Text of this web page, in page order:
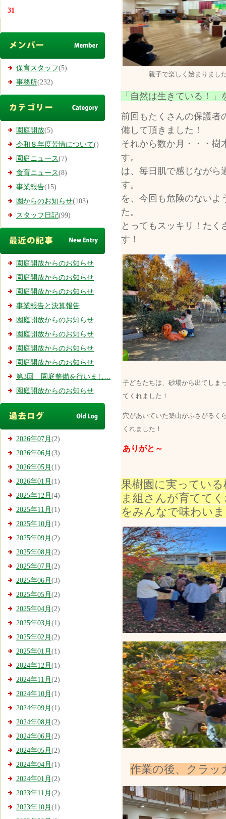
31
保育スタッフ(5)
事務所(232)
園庭開放(5)
令和８年度苦情について()
園庭ニュース(7)
食育ニュース(8)
事業報告(15)
園からのお知らせ(103)
スタッフ日記(99)
園庭開放からのお知らせ
園庭開放からのお知らせ
園庭開放からのお知らせ
事業報告と決算報告
園庭開放からのお知らせ
園庭開放からのお知らせ
園庭開放からのお知らせ
園庭開放からのお知らせ
第3回 園庭整備を行いまし...
園庭開放からのお知らせ
2026年07月 (2)
2026年06月 (3)
2026年05月 (1)
2026年01月 (1)
2025年12月 (4)
2025年11月 (1)
2025年10月 (1)
2025年09月 (2)
2025年08月 (2)
2025年07月 (2)
2025年06月 (3)
2025年05月 (2)
2025年04月 (2)
2025年03月 (1)
2025年02月 (2)
2025年01月 (1)
2024年12月 (1)
2024年11月 (2)
2024年10月 (1)
2024年09月 (1)
2024年08月 (2)
2024年06月 (2)
2024年05月 (2)
2024年04月 (1)
2024年01月 (2)
2023年11月 (2)
2023年10月 (1)
親子で楽しく始まりまし
「自然は生きている！」
前回もたくさんの保護者
備し
それから数か月・・・樹
す。 そん
は、毎日肌で感じながら
す。 そ
を、今回も危険のないよ
とってもスッキリ！た
す
子どもたちは、砂場から出てしま
てくれました！
穴があいていた築山がふさがるく
くれました！
ありがと～
果樹園に実ってい
ま組さんが育てて
をみんなで味わい
作業の後、クラッ